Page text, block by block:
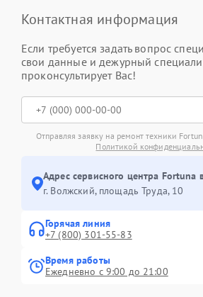
Контактная информация
Если требуется задать вопрос
свои данные и дежурный
проконсультирует Вас!
Отправляя заявку на ремонт техники
Политикой
Адрес сервисного центра Fortuna
г. Волжский, площадь Труда, 10
Горячая линия
+7 (800) 301-55-83
Время работы
Ежедневно с 9:00 до 21:00